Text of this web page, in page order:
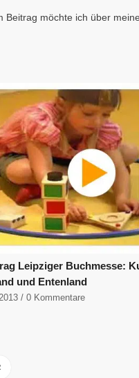
Beitrag möchte ich über
Leipziger Buchmesse:
und Entenland
/ 0 Kommentare